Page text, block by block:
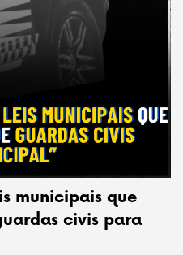
municipais que
civis para